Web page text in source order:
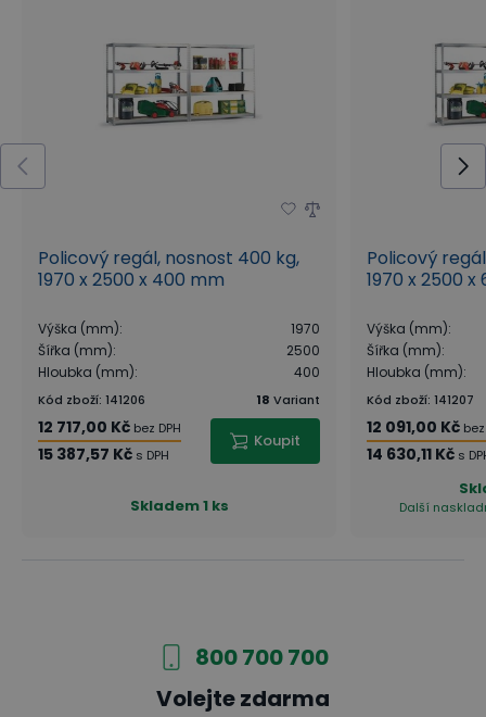
Policový regál, nosnost 400 kg,
1970 x 2500 x 400 mm
Výška (mm):
1970
Šířka (mm):
2500
Hloubka (mm): 400
Kód zboží: 141206 18 Variant
12 717,00 Kč bez DPH
15 387,57 Kč s DPH
Koupit
Skladem1 ks
Policový
1970 x 2500
Výška (mm):
Šířka (mm):
Hloubka (mm):
Kód zboží: 141207
12 091,00 Kč bez
14 630,11 Kč s
Další
800 700 700
Volejte zdarma